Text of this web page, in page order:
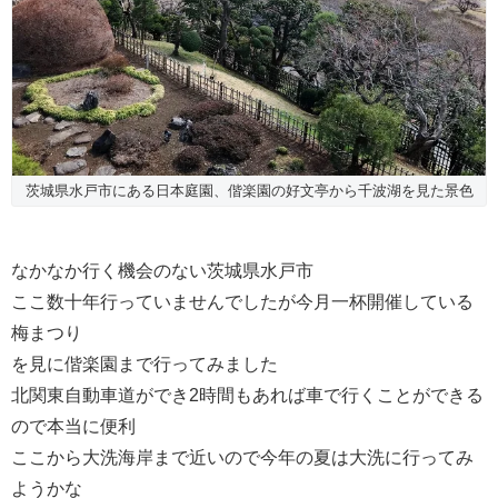
茨城県水戸市にある日本庭園、偕楽園の好文亭から千波湖を見た景色
なかなか行く機会のない茨城県水戸市
ここ数十年行っていませんでしたが今月一杯開催している
梅まつり
を見に偕楽園まで行ってみました
北関東自動車道ができ2時間もあれば車で行くことができる
ので本当に便利
ここから大洗海岸まで近いので今年の夏は大洗に行ってみ
ようかな